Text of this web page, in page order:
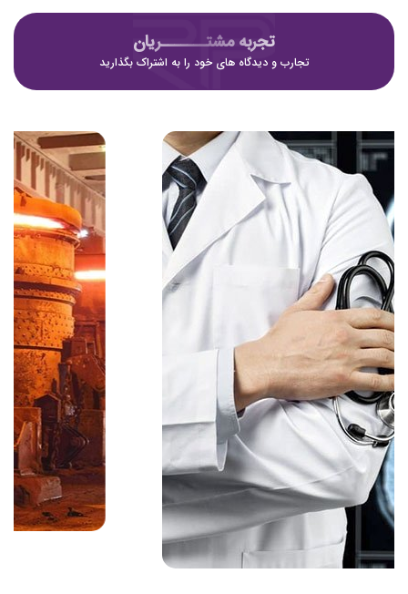
تجربه مشتـــــــریان
تجارب و دیدگاه های خود را به اشتراک بگذارید